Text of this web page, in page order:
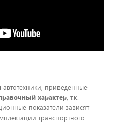
автотехники, приведенные
характер, т.к.
показатели зависят
транспортного